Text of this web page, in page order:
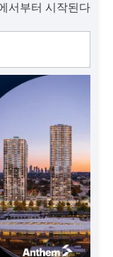
서부터 시작된다